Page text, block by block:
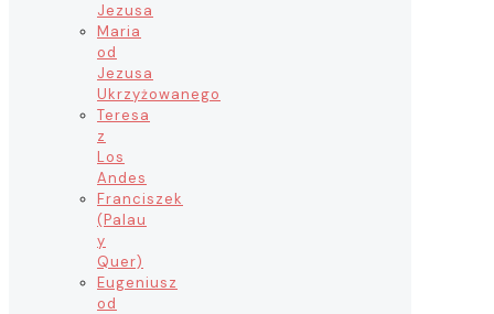
Jezusa
Maria
od
Jezusa
Ukrzyżowanego
Teresa
z
Los
Andes
Franciszek
(Palau
y
Quer)
Eugeniusz
od